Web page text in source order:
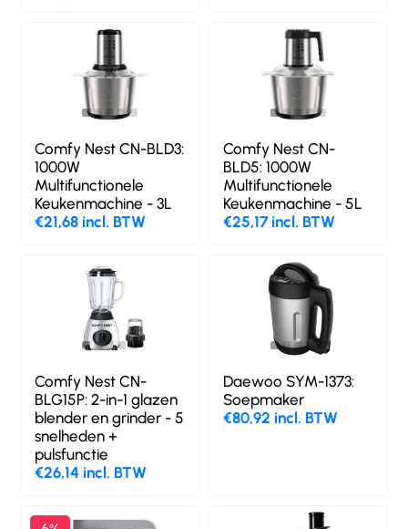
Comfy Nest CN-BLD3:
1000W
Multifunctionele
Keukenmachine - 3L
€21,68 incl. BTW
Comfy Nest CN-
BLD5: 1000W
Multifunctionele
Keukenmachine - 5L
€25,17 incl. BTW
Comfy Nest CN-
BLG15P: 2-in-1 glazen
blender en grinder - 5
snelheden +
pulsfunctie
€26,14 incl. BTW
Daewoo SYM-1373:
Soepmaker
€80,92 incl. BTW